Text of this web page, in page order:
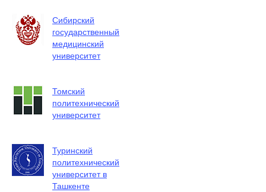
Сибирский
государственный
медицинский
университет
Томский
политехнический
университет
Туринский
политехнический
университет в
Ташкенте